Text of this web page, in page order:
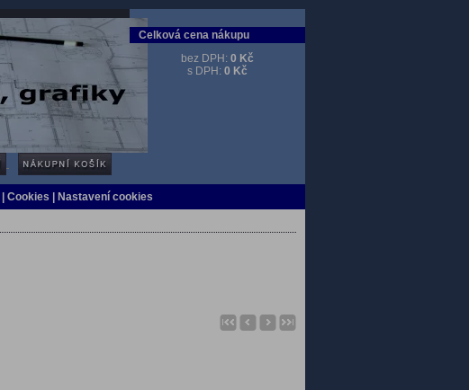
Celková cena nákupu
bez DPH: 0 Kč
s DPH: 0 Kč
| Cookies | Nastavení cookies